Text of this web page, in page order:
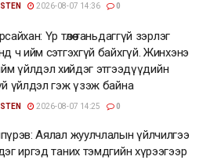
2026-08-07 14:36 0
Үр төлөө таньдаггүй зэрлэг
ч ийм сэтгэхгүй байхгүй. Жинхэнэ
тийм үйлдэл хийдэг этгээдүүдийн
үйлдэл гэж үзэж байна
2026-08-07 14:25 0
Аялал жуулчлалын үйлчилгээ
иргэд таних тэмдгийн хүрээгээр